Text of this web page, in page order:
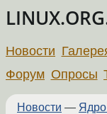
Новости
Форум Опросы
Новости —